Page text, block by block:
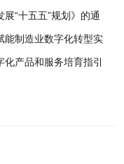
“十五五”规划》的通
能制造业数字化转型实
化产品和服务培育指引